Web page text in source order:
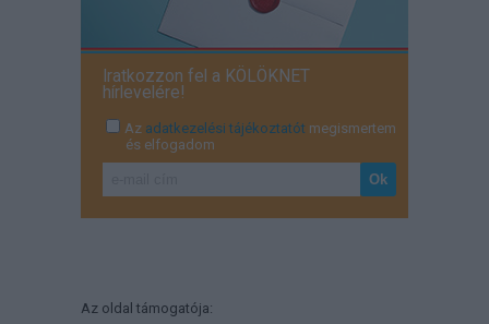
Iratkozzon fel a KÖLÖKNET
hírlevelére!
Az adatkezelési tájékoztatót megismertem
és elfogadom
Az oldal támogatója: